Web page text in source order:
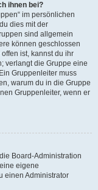
ihnen bei?
im persönlichen
dies mit der
sind allgemein
können geschlossen
ist, kannst du ihr
verlangt die Gruppe eine
Gruppenleiter muss
warum du in die Gruppe
Gruppenleiter, wenn er
Board-Administration
eigene
einen Administrator